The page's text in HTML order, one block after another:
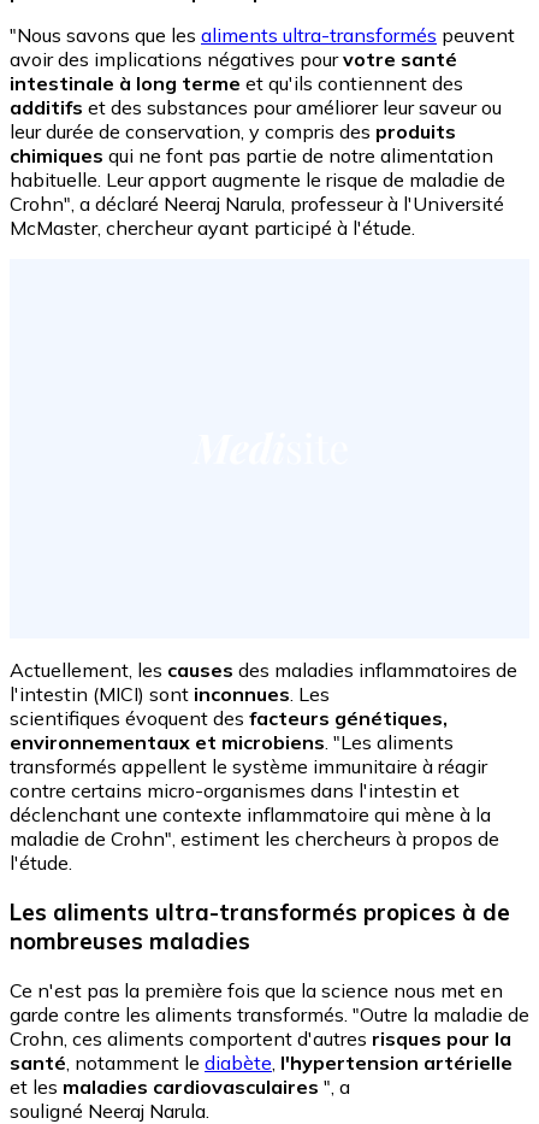
"Nous savons que les aliments ultra-transformés peuvent
avoir des implications négatives pourvotre santé
intestinale à long terme et qu'ils contiennent des
additifs et des substances pour améliorer leur saveur ou
leur durée de conservation, y compris des produits
chimiques qui ne font pas partie de notre alimentation
habituelle. Leur apport augmente le risque de maladie de
Crohn", a déclaré Neeraj Narula, professeur à l'Université
McMaster, chercheur ayant participé à l'étude.
Actuellement, les causes des maladies inflammatoires de
l'intestin (MICI) sont inconnues. Les
scientifiques évoquent des facteurs génétiques,
environnementaux et microbiens. "Les aliments
transformés appellent le système immunitaire à réagir
contre certains micro-organismes dans l'intestin et
déclenchant une contexte inflammatoire qui mène à la
maladie de Crohn", estiment les chercheurs à propos de
l'étude.
Les aliments ultra-transformés propices à de
nombreuses maladies
Ce n'est pas la première fois que la science nous met en
garde contre les aliments transformés. "Outre la maladie de
Crohn, ces aliments comportent d'autres risques pour la
santé , notamment le diabète l'hypertension artérielle
et les maladies cardiovasculaires ", a
souligné Neeraj Narula.